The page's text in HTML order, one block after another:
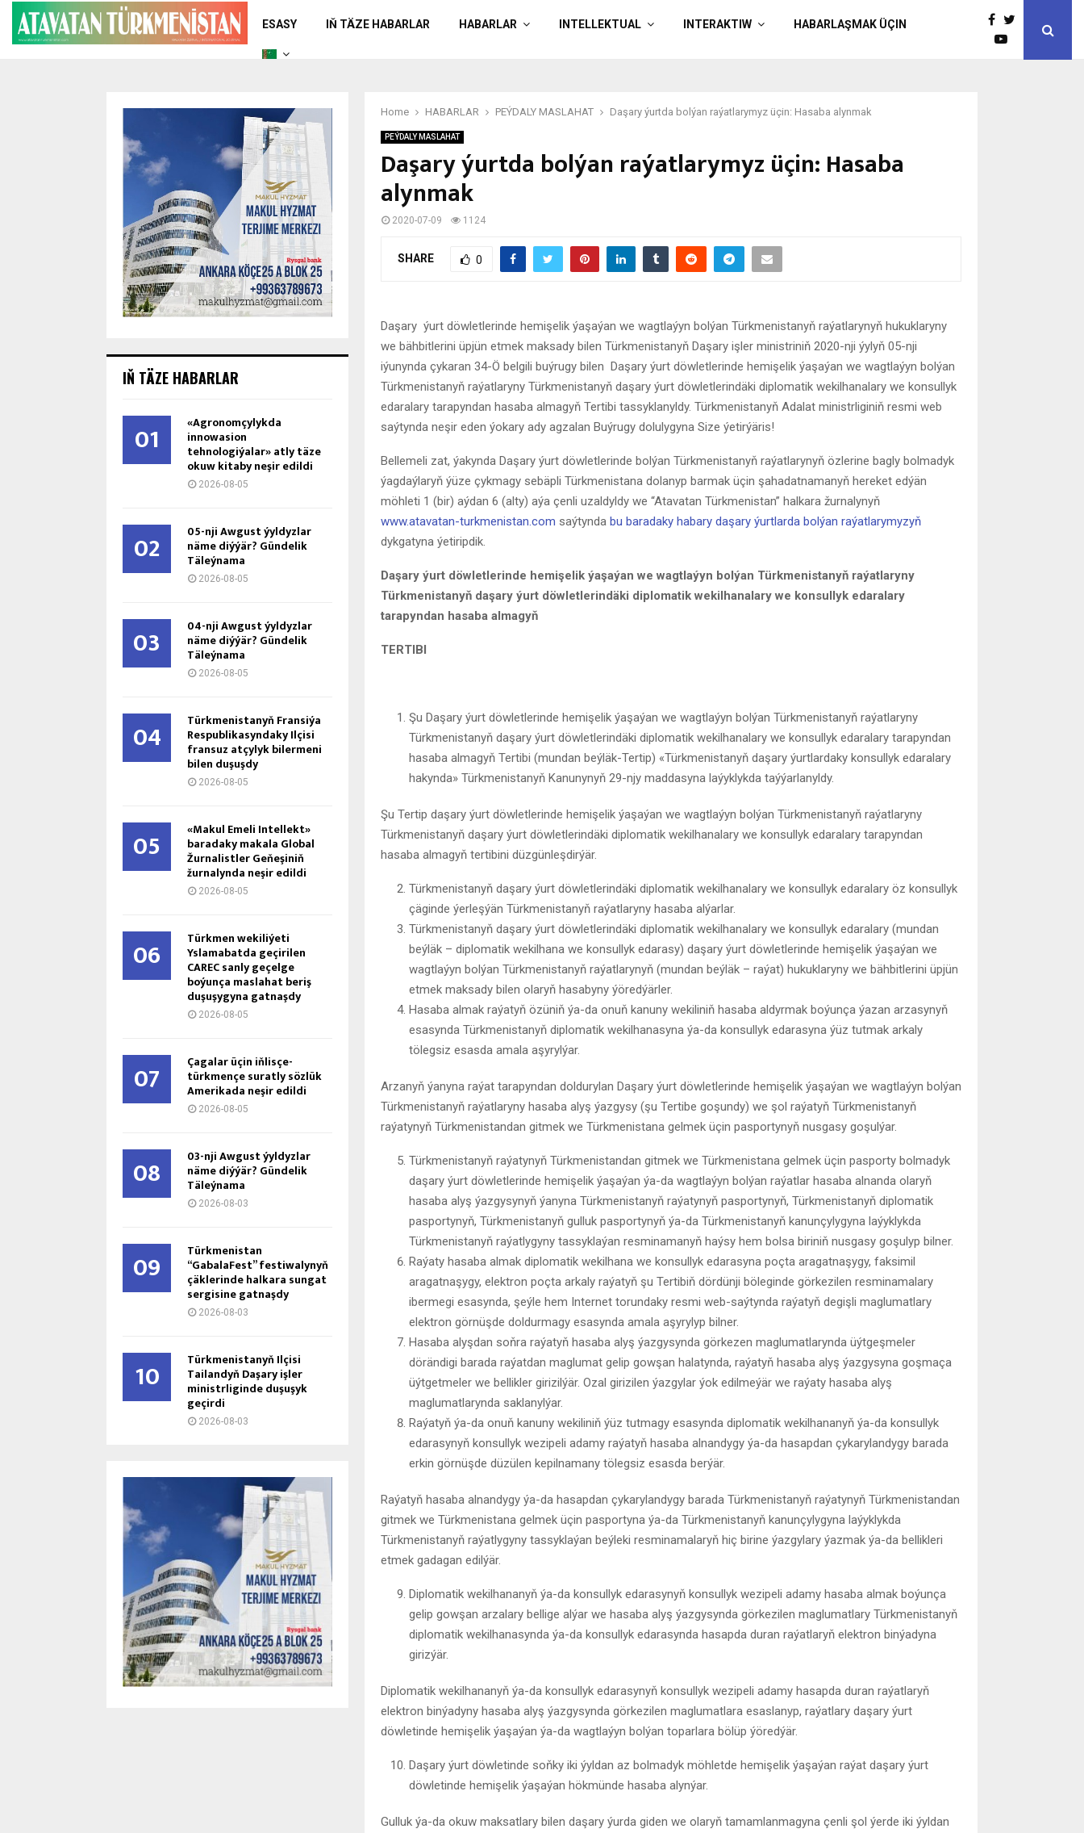
ESASY IŇ TÄZE HABARLAR HABARLAR INTELLEKTUAL INTERAKTIW HABARLAŞMAK ÜÇIN
Home HABARLAR PEÝDALY MASLAHAT Daşary ýurtda bolýan raýatlarymyz üçin: Hasaba alynmak
PEÝDALY MASLAHAT
Daşary ýurtda bolýan raýatlarymyz üçin: Hasaba
alynmak
2020-07-09 1124
SHARE 0
Daşary ýurt döwletlerinde hemişelik ýaşaýan we wagtlaýyn bolýan Türkmenistanyň raýatlarynyň hukuklaryny
we bähbitlerini üpjün etmek maksady bilen Türkmenistanyň Daşary işler ministriniň 2020-nji ýylyň 05-nji
iýunynda çykaran 34-Ö belgili buýrugy bilen Daşary ýurt döwletlerinde hemişelik ýaşaýan we wagtlaýyn bolýan
Türkmenistanyň raýatlaryny Türkmenistanyň daşary ýurt döwletlerindäki diplomatik wekilhanalary we konsullyk
edaralary tarapyndan hasaba almagyň Tertibi tassyklanyldy. Türkmenistanyň Adalat ministrliginiň resmi web
saýtynda neşir eden ýokary ady agzalan Buýrugy dolulygyna Size ýetirýäris!
Bellemeli zat, ýakynda Daşary ýurt döwletlerinde bolýan Türkmenistanyň raýatlarynyň özlerine bagly bolmadyk
ýagdaýlaryň ýüze çykmagy sebäpli Türkmenistana dolanyp barmak üçin şahadatnamanyň hereket edýän
möhleti 1 (bir) aýdan 6 (alty) aýa çenli uzaldyldy we “Atavatan Türkmenistan” halkara žurnalynyň
www.atavatan-turkmenistan.com saýtynda bu baradaky habary daşary ýurtlarda bolýan raýatlarymyzyň
dykgatyna ýetiripdik.
Daşary ýurt döwletlerinde hemişelik ýaşaýan we wagtlaýyn bolýan Türkmenistanyň raýatlaryny
Türkmenistanyň daşary ýurt döwletlerindäki diplomatik wekilhanalary we konsullyk edaralary
tarapyndan hasaba almagyň
TERTIBI
Şu Daşary ýurt döwletlerinde hemişelik ýaşaýan we wagtlaýyn bolýan Türkmenistanyň raýatlaryny
Türkmenistanyň daşary ýurt döwletlerindäki diplomatik wekilhanalary we konsullyk edaralary tarapyndan
hasaba almagyň Tertibi (mundan beýläk-Tertip) «Türkmenistanyň daşary ýurtlardaky konsullyk edaralary
hakynda» Türkmenistanyň Kanunynyň 29-njy maddasyna laýyklykda taýýarlanyldy.
Şu Tertip daşary ýurt döwletlerinde hemişelik ýaşaýan we wagtlaýyn bolýan Türkmenistanyň raýatlaryny
Türkmenistanyň daşary ýurt döwletlerindäki diplomatik wekilhanalary we konsullyk edaralary tarapyndan
hasaba almagyň tertibini düzgünleşdirýär.
Türkmenistanyň daşary ýurt döwletlerindäki diplomatik wekilhanalary we konsullyk edaralary öz konsullyk
çäginde ýerleşýän Türkmenistanyň raýatlaryny hasaba alýarlar.
Türkmenistanyň daşary ýurt döwletlerindäki diplomatik wekilhanalary we konsullyk edaralary (mundan
beýläk – diplomatik wekilhana we konsullyk edarasy) daşary ýurt döwletlerinde hemişelik ýaşaýan we
wagtlaýyn bolýan Türkmenistanyň raýatlarynyň (mundan beýläk – raýat) hukuklaryny we bähbitlerini üpjün
etmek maksady bilen olaryň hasabyny ýöredýärler.
Hasaba almak raýatyň özüniň ýa-da onuň kanuny wekiliniň hasaba aldyrmak boýunça ýazan arzasynyň
esasynda Türkmenistanyň diplomatik wekilhanasyna ýa-da konsullyk edarasyna ýüz tutmak arkaly
tölegsiz esasda amala aşyrylýar.
Arzanyň ýanyna raýat tarapyndan doldurylan Daşary ýurt döwletlerinde hemişelik ýaşaýan we wagtlaýyn bolýan
Türkmenistanyň raýatlaryny hasaba alyş ýazgysy (şu Tertibe goşundy) we şol raýatyň Türkmenistanyň
raýatynyň Türkmenistandan gitmek we Türkmenistana gelmek üçin pasportynyň nusgasy goşulýar.
Türkmenistanyň raýatynyň Türkmenistandan gitmek we Türkmenistana gelmek üçin pasporty bolmadyk
daşary ýurt döwletlerinde hemişelik ýaşaýan ýa-da wagtlaýyn bolýan raýatlar hasaba alnanda olaryň
hasaba alyş ýazgysynyň ýanyna Türkmenistanyň raýatynyň pasportynyň, Türkmenistanyň diplomatik
pasportynyň, Türkmenistanyň gulluk pasportynyň ýa-da Türkmenistanyň kanunçylygyna laýyklykda
Türkmenistanyň raýatlygyny tassyklaýan resminamanyň haýsy hem bolsa biriniň nusgasy goşulyp bilner.
Raýaty hasaba almak diplomatik wekilhana we konsullyk edarasyna poçta aragatnaşygy, faksimil
aragatnaşygy, elektron poçta arkaly raýatyň şu Tertibiň dördünji böleginde görkezilen resminamalary
ibermegi esasynda, şeýle hem Internet torundaky resmi web-saýtynda raýatyň degişli maglumatlary
elektron görnüşde doldurmagy esasynda amala aşyrylyp bilner.
Hasaba alyşdan soňra raýatyň hasaba alyş ýazgysynda görkezen maglumatlarynda üýtgeşmeler
dörändigi barada raýatdan maglumat gelip gowşan halatynda, raýatyň hasaba alyş ýazgysyna goşmaça
üýtgetmeler we bellikler girizilýär. Ozal girizilen ýazgylar ýok edilmeýär we raýaty hasaba alyş
maglumatlarynda saklanylýar.
Raýatyň ýa-da onuň kanuny wekiliniň ýüz tutmagy esasynda diplomatik wekilhananyň ýa-da konsullyk
edarasynyň konsullyk wezipeli adamy raýatyň hasaba alnandygy ýa-da hasapdan çykarylandygy barada
erkin görnüşde düzülen kepilnamany tölegsiz esasda berýär.
Raýatyň hasaba alnandygy ýa-da hasapdan çykarylandygy barada Türkmenistanyň raýatynyň Türkmenistandan
gitmek we Türkmenistana gelmek üçin pasportyna ýa-da Türkmenistanyň kanunçylygyna laýyklykda
Türkmenistanyň raýatlygyny tassyklaýan beýleki resminamalaryň hiç birine ýazgylary ýazmak ýa-da bellikleri
etmek gadagan edilýär.
Diplomatik wekilhananyň ýa-da konsullyk edarasynyň konsullyk wezipeli adamy hasaba almak boýunça
gelip gowşan arzalary bellige alýar we hasaba alyş ýazgysynda görkezilen maglumatlary Türkmenistanyň
diplomatik wekilhanasynda ýa-da konsullyk edarasynda hasapda duran raýatlaryň elektron binýadyna
girizýär.
Diplomatik wekilhananyň ýa-da konsullyk edarasynyň konsullyk wezipeli adamy hasapda duran raýatlaryň
elektron binýadyny hasaba alyş ýazgysynda görkezilen maglumatlara esaslanyp, raýatlary daşary ýurt
döwletinde hemişelik ýaşaýan ýa-da wagtlaýyn bolýan toparlara bölüp ýöredýär.
Daşary ýurt döwletinde soňky iki ýyldan az bolmadyk möhletde hemişelik ýaşaýan raýat daşary ýurt
döwletinde hemişelik ýaşaýan hökmünde hasaba alynýar.
Gulluk ýa-da okuw maksatlary bilen daşary ýurda giden we olaryň tamamlanmagyna çenli şol ýerde iki ýyldan
IŇ TÄZE HABARLAR
01 «Agronomçylykda
innowasion
tehnologiýalar» atly täze
okuw kitaby neşir edildi
2026-08-05
02 05-nji Awgust ýyldyzlar
näme diýýär? Gündelik
Täleýnama
2026-08-05
03 04-nji Awgust ýyldyzlar
näme diýýär? Gündelik
Täleýnama
2026-08-05
04 Türkmenistanyň Fransiýa
Respublikasyndaky Ilçisi
fransuz atçylyk bilermeni
bilen duşuşdy
2026-08-05
05 «Makul Emeli Intellekt»
baradaky makala Global
Žurnalistler Geňeşiniň
žurnalynda neşir edildi
2026-08-05
06 Türkmen wekiliýeti
Yslamabatda geçirilen
CAREC sanly geçelge
boýunça maslahat beriş
duşuşygyna gatnaşdy
2026-08-05
07 Çagalar üçin iňlisçe-
türkmençe suratly sözlük
Amerikada neşir edildi
2026-08-05
08 03-nji Awgust ýyldyzlar
näme diýýär? Gündelik
Täleýnama
2026-08-03
09 Türkmenistan
“GabalaFest” festiwalynyň
çäklerinde halkara sungat
sergisine gatnaşdy
2026-08-03
10 Türkmenistanyň Ilçisi
Tailandyň Daşary işler
ministrliginde duşuşyk
geçirdi
2026-08-03